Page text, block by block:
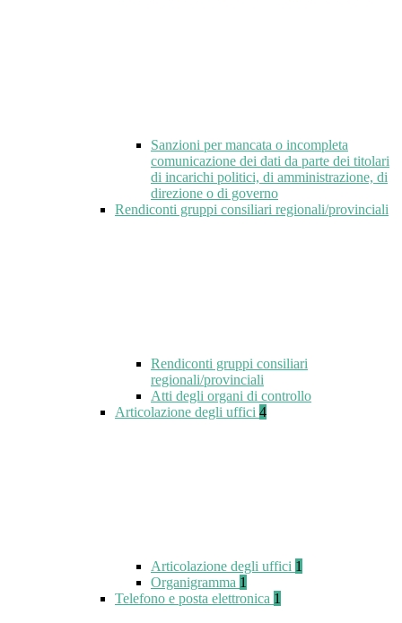
Sanzioni per mancata o incompleta
comunicazione dei dati da parte dei titolari
di incarichi politici, di amministrazione, di
direzione o di governo
Rendiconti gruppi consiliari regionali/provinciali
Rendiconti gruppi consiliari
regionali/provinciali
Atti degli organi di controllo
Articolazione degli uffici 4
Articolazione degli uffici 1
Organigramma 1
Telefono e posta elettronica 1